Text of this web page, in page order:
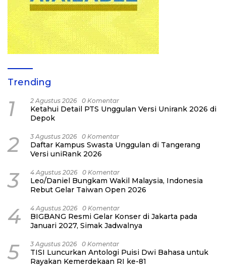
Trending
1 2 Agustus 2026 0 Komentar
Ketahui Detail PTS Unggulan Versi Unirank 2026 di
Depok
2 3 Agustus 2026 0 Komentar
Daftar Kampus Swasta Unggulan di Tangerang
Versi uniRank 2026
3 4 Agustus 2026 0 Komentar
Leo/Daniel Bungkam Wakil Malaysia, Indonesia
Rebut Gelar Taiwan Open 2026
4 4 Agustus 2026 0 Komentar
BIGBANG Resmi Gelar Konser di Jakarta pada
Januari 2027, Simak Jadwalnya
5 3 Agustus 2026 0 Komentar
TISI Luncurkan Antologi Puisi Dwi Bahasa untuk
Rayakan Kemerdekaan RI ke-81